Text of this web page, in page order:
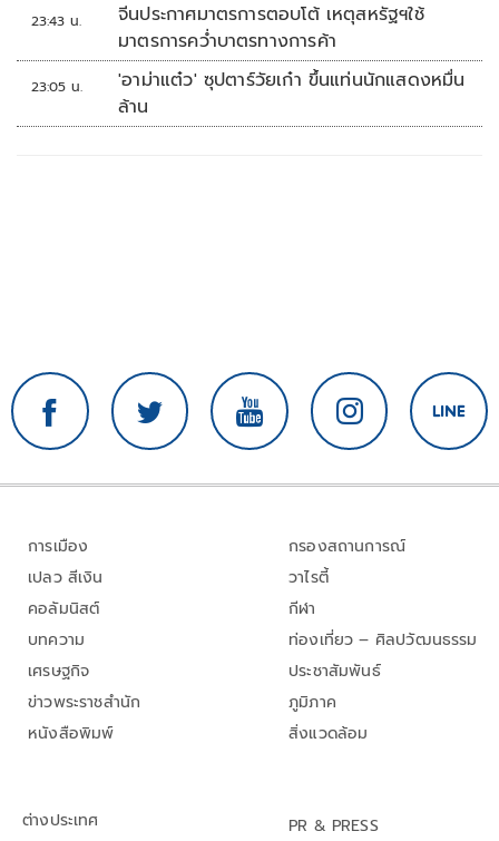
23:43 น.
จีนประกาศมาตรการตอบโต้ เหตุสหรัฐฯใช้
มาตรการคว่ำบาตรทางการค้า
23:05 น.
'อาม่าแต๋ว' ซุปตาร์วัยเก๋า ขึ้นแท่นนักแสดงหมื่น
ล้าน
การเมือง
เปลว สีเงิน
คอลัมนิสต์
บทความ
เศรษฐกิจ
ข่าวพระราชสำนัก
หนังสือพิมพ์
กรองสถานการณ์
วาไรตี้
กีฬา
ท่องเที่ยว – ศิลปวัฒนธรรม
ประชาสัมพันธ์
ภูมิภาค
สิ่งแวดล้อม
ต่างประเทศ
PR & PRESS